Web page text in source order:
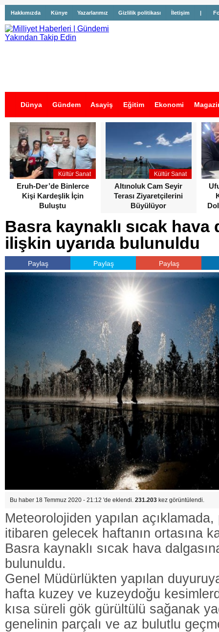
Hakkımızda Künye Yazarlarımız Gizlilik politikası İletişim |
Dünya Gündem Asayiş Eğitim Ekonomi
İş İlanları
Kültür Sanat
Eruh-Der’de Binlerce
Kişi Kardeşlik İçin
Buluştu
Kültür Sanat
Altınoluk Cam Seyir
Terası Ziyaretçilerini
Büyülüyor
Basra kaynaklı sıcak hava
ilişkin uyarıda bulunuldu
Paylaş Paylaş Paylaş
Bu haber 18 Temmuz 2020 - 21:12 'de eklendi. 231.203 kez görüntülendi.
Meteorolojiden yapılan
itibaren gelecek haftanın ortasına
Basra kaynaklı sıcak hava
bulunuldu.
Genel Müdürlükten yapılan
hafta kuzey ve kuzeydoğu
kısa süreli gök gürültülü sağanak
genelinin parçalı ve az bulutlu